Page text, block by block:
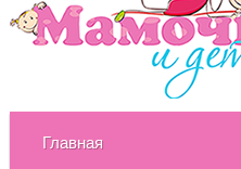
Главная